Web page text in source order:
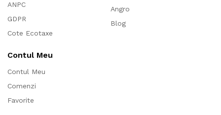
ANPC
GDPR
Cote Ecotaxe
Angro
Blog
Contul Meu
Contul Meu
Comenzi
Favorite